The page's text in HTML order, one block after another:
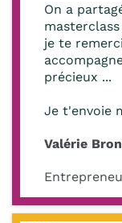
On a
je te
précieux ...
Je t'envoie
Valérie